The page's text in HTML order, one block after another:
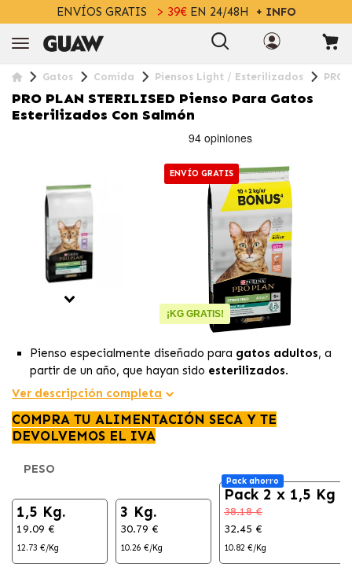
ENVÍOS GRATIS > 39€EN 24/48H + INFO
Gatos Comida Piensos Light / Esterilizados PRO
PRO PLAN STERILISED Pienso Para Gatos
Esterilizados Con Salmón
ENVÍO GRATIS
¡KG GRATIS!
Pienso especialmente diseñado para gatos adultos, a
partir de un año, que hayan sido esterilizados.
Alimento formulado con
principal ayuda a abordar
de la esterilización, contribuyendo a unasalud renal
óptima.
Ver descripción completa
COMPRA TU ALIMENTACIÓN SECA Y TE
DEVOLVEMOS EL IVA
PESO
1,5 Kg.
19.09 €
12.73 €/Kg
3 Kg.
30.79 €
10.26 €/Kg
Pack ahorro
Pack 2 x 1,5 Kg
38.18 €
32.45 €
10.82 €/Kg